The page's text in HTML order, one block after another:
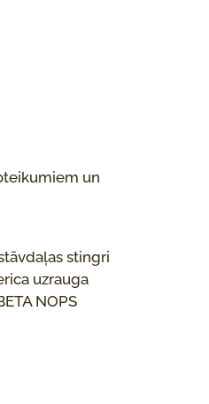
un
stingri
uzrauga
NOPS